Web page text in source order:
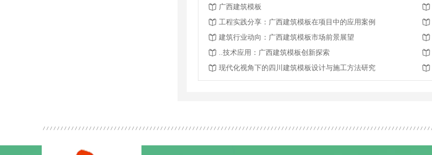
广西建筑模板
工程实践分享：广西建筑模板在项目中的应用案例
建筑行业动向：广西建筑模板市场前景展望
..技术应用：广西建筑模板创新探索
现代化视角下的四川建筑模板设计与施工方法研究